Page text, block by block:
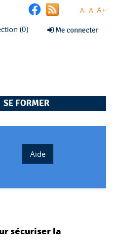
A- A A+
Me connecter
SE FORMER
sécuriser la